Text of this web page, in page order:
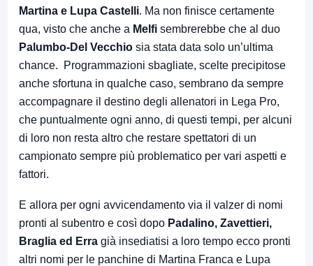
Martina e Lupa Castelli. Ma non finisce certamente
qua, visto che anche a Melfi sembrerebbe che al duo
Palumbo-Del Vecchio sia stata data solo un’ultima
chance. Programmazioni sbagliate, scelte precipitose
anche sfortuna in qualche caso, sembrano da sempre
accompagnare il destino degli allenatori in Lega Pro,
che puntualmente ogni anno, di questi tempi, per alcuni
di loro non resta altro che restare spettatori di un
campionato sempre più problematico per vari aspetti e
fattori.
E allora per ogni avvicendamento via il valzer di nomi
pronti al subentro e così dopo Padalino, Zavettieri,
Braglia ed Erra già insediatisi a loro tempo ecco pronti
altri nomi per le panchine di Martina Franca e Lupa